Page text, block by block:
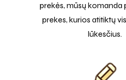
prekės, mūsų komanda
prekes, kurios atitiktų
lūkesčius.